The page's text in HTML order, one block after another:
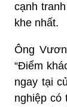
cạnh
khe nhất.
Ông
“Điểm
ngay tại
nghiệp có